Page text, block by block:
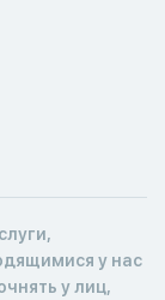
у нас
у лиц,